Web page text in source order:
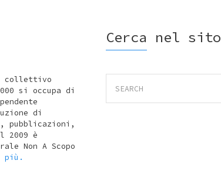
collettivo
si occupa di
di
pubblicazioni,
2009 è
Non A Scopo
più.
Cerca nel sito
for: